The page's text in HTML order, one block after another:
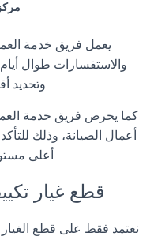
يعمل فريق خدمة
والاستفسارات طوال
وتحديد
كما يحرص فريق خدمة
أعمال الصيانة، وذلك
أعلى
قطع غيار
نعتمد فقط على قطع